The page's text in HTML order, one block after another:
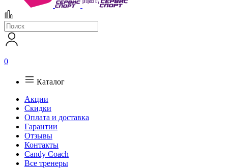
0
Каталог
Акции
Скидки
Оплата и доставка
Гарантии
Отзывы
Контакты
Candy Coach
Все тренеры